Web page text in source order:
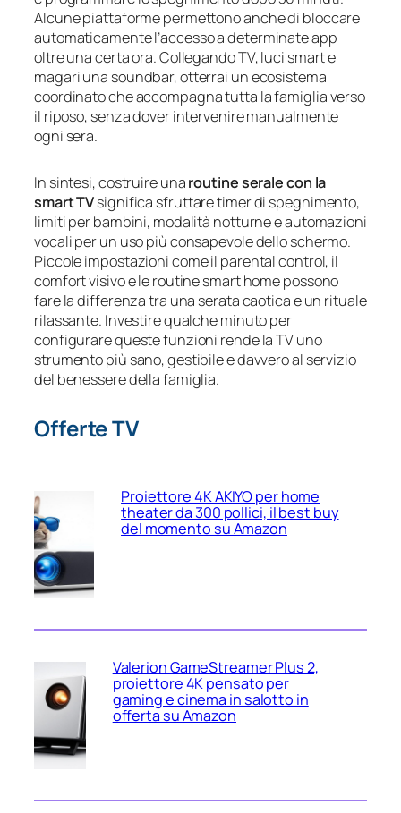
Alcune piattaforme permettono anche di bloccare
automaticamente l’accesso a determinate app
oltre una certa ora. Collegando TV, luci smart e
magari una soundbar, otterrai un ecosistema
coordinato che accompagna tutta la famiglia verso
il riposo, senza dover intervenire manualmente
ogni sera.
In sintesi, costruire unaroutine serale con la
smart TVsignifica sfruttare timer di spegnimento,
limiti per bambini, modalità notturne e automazioni
vocali per un uso più consapevole dello schermo.
Piccole impostazioni come il parental control, il
comfort visivo e le routine smart home possono
fare la differenza tra una serata caotica e un rituale
rilassante. Investire qualche minuto per
configurare queste funzioni rende la TV uno
strumento più sano, gestibile e davvero al servizio
del benessere della famiglia.
Offerte TV
Proiettore 4K AKIYO per home
theater da 300 pollici, il best buy
del momento su Amazon
Valerion GameStreamer Plus 2,
proiettore 4K pensato per
gaming e cinema in salotto in
offerta su Amazon